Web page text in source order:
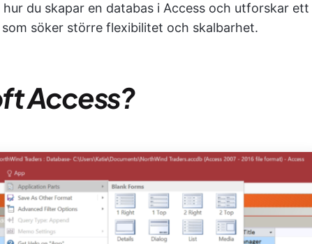
du skapar en databas i Access och utforskar ett
söker större flexibilitet och skalbarhet.
Access?